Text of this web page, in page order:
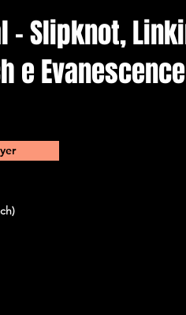
- Slipknot,
e Evanescence